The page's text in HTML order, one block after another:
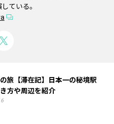
ている。
旅【滞在記】日本一の秘境駅
方や周辺を紹介